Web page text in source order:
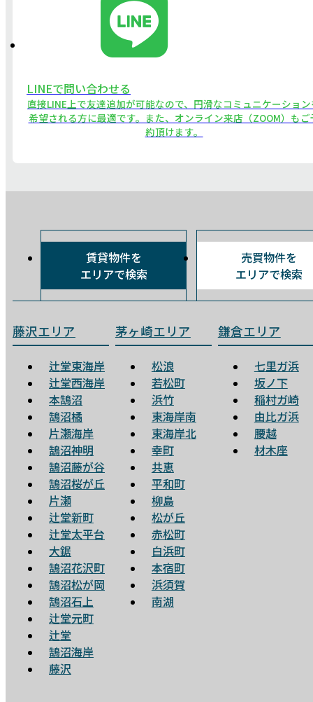
LINEで問い合わせる
直接LINE上で友達追加が可能なので、円滑なコミュニケーショ
希望される方に最適です。また、オンライン来店（ZOOM）もご
約頂けます。
賃貸物件を
エリアで検索
売買物件を
エリアで検索
藤沢エリア
辻堂東海岸
辻堂西海岸
本鵠沼
鵠沼橘
片瀬海岸
鵠沼神明
鵠沼藤が谷
鵠沼桜が丘
片瀬
辻堂新町
辻堂太平台
大鋸
鵠沼花沢町
鵠沼松が岡
鵠沼石上
辻堂元町
辻堂
鵠沼海岸
藤沢
茅ヶ崎エリア
松浪
若松町
浜竹
東海岸南
東海岸北
幸町
共恵
平和町
柳島
松が丘
赤松町
白浜町
本宿町
浜須賀
南湖
鎌倉エリア
七里ガ浜
坂ノ下
稲村ガ崎
由比ガ浜
腰越
材木座